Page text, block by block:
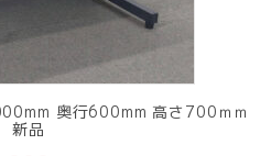
奥行600mm 高さ700ｍｍ
新品